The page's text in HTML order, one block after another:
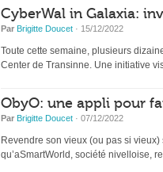
CyberWal in Galaxia:
Par Brigitte Doucet · 15/12/2022
Toute cette semaine, plusieurs
Center de Transinne. Une initiative
ObyO: une appli pour
Par Brigitte Doucet · 07/12/2022
Revendre son vieux (ou pas si
qu’aSmartWorld, société nivelloise,